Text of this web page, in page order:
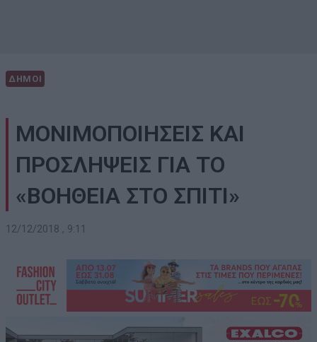
ΔΗΜΟΙ
ΜΟΝΙΜΟΠΟΙΗΣΕΙΣ ΚΑΙ
ΠΡΟΣΛΗΨΕΙΣ ΓΙΑ ΤΟ
«ΒΟΗΘΕΙΑ ΣΤΟ ΣΠΙΤΙ»
12/12/2018 , 9:11